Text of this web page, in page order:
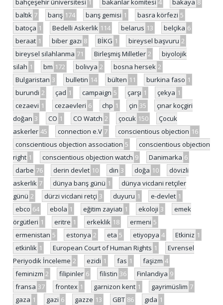
bahçeşehir üniversitesi 1 bakanlar komitesi 4 bakaya 8
baltık 7 barış 174 barış gemisi 1 basra körfezi 5
batoça 1 Bedelli Askerlik 114 belarus 13 belçika 6
beraat 1 biber gazı 8 BİKG 1 bireysel başvuru 2
bireysel silahlanma 71 Birleşmiş Milletler 2
biyolojik
silah 1 bm 172 bolivya 2 bosna hersek 2
Bulgaristan 3 bulletin 14 bülten 11 burkina faso 1
burundi 2 çad 1 campaign 5 çarşı 1 çekya 1
cezaevi 1 cezaevleri 6 chp 1 çin 35
çınar koçgiri
doğan 3 CO 1 CO Watch 2 çocuk 150
Çocuk
askerler 45 connection e.V 7 conscientious objection 16
conscientious objection association 5
conscientious objection
right 1 conscientious objection watch 9 Danimarka 6
darbe 76 derin devlet 10 din 3 doğa 10
dövizli
askerlik 7 dünya barış günü 1
dünya vicdani retçiler
günü 2 dürzi vicdani retçi 3 duyuru 1 e-devlet 1
ebco 64 ebola 1 eğitim zayiatı 1 ekoloji 3
emek
örgütleri 1 eritre 1 erkeklik 18 ermeni 5
ermenistan 5 estonya 2 eta 5 etiyopya 4 Etkiniz 1
etkinlik 1 European Court of Human Rights 1
Evrensel
Periyodik İnceleme 2 ezidi 1 fas 1 faşizm 4
feminizm 2 filipinler 6 filistin 36 Finlandiya 9
fransa 37 frontex 1 garnizon kent 1 gayrimüslim 7
gaza 1 gazi 6 gazze 13 GBT 86 gıda 1